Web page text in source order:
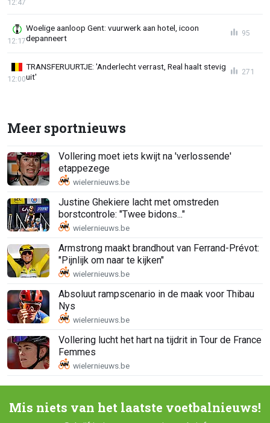
12:47
Woelige aanloop Gent: vuurwerk aan hotel, icoon
depanneert
12:17
95
TRANSFERUURTJE: 'Anderlecht verrast, Real haalt stevig
uit'
12:00
271
Meer sportnieuws
Vollering moet iets kwijt na 'verlossende'
etappezege
Justine Ghekiere lacht met omstreden
borstcontrole: "Twee bidons..."
Armstrong maakt brandhout van Ferrand-Prévot:
"Pijnlijk om naar te kijken"
Absoluut rampscenario in de maak voor Thibau
Nys
Vollering lucht het hart na tijdrit in Tour de France
Femmes
Mis niets van het laatste voetbalnieuws!